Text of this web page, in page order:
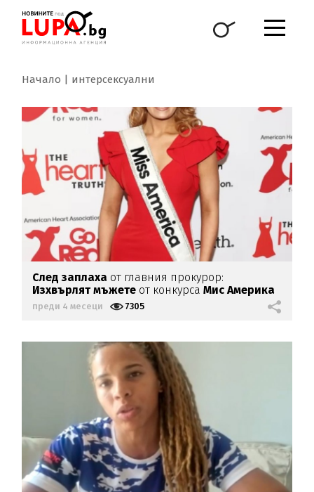
Начало интерсексуални
След заплаха от главния прокурор:
Изхвърлят мъжете от конкурсаМис Америка
преди 4 месеци 7305